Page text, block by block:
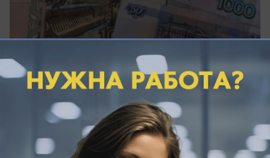
вчера в 13:40
Опасный ветер в Краснодарском крае: в
Анапе за день спасли 14 отдыхающих